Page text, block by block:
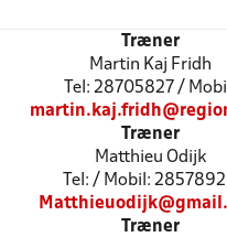
Træner
Martin Kaj Fridh
Tel: 28705827 /
Træner
Matthieu Odijk
Tel: / Mobil:
Træner